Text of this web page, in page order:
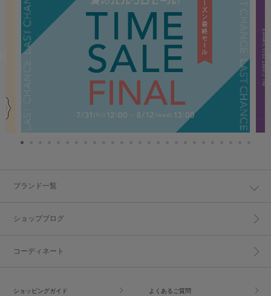
ブランド一覧
ショップブログ
コーディネート
ショッピングガイド よくあるご質問